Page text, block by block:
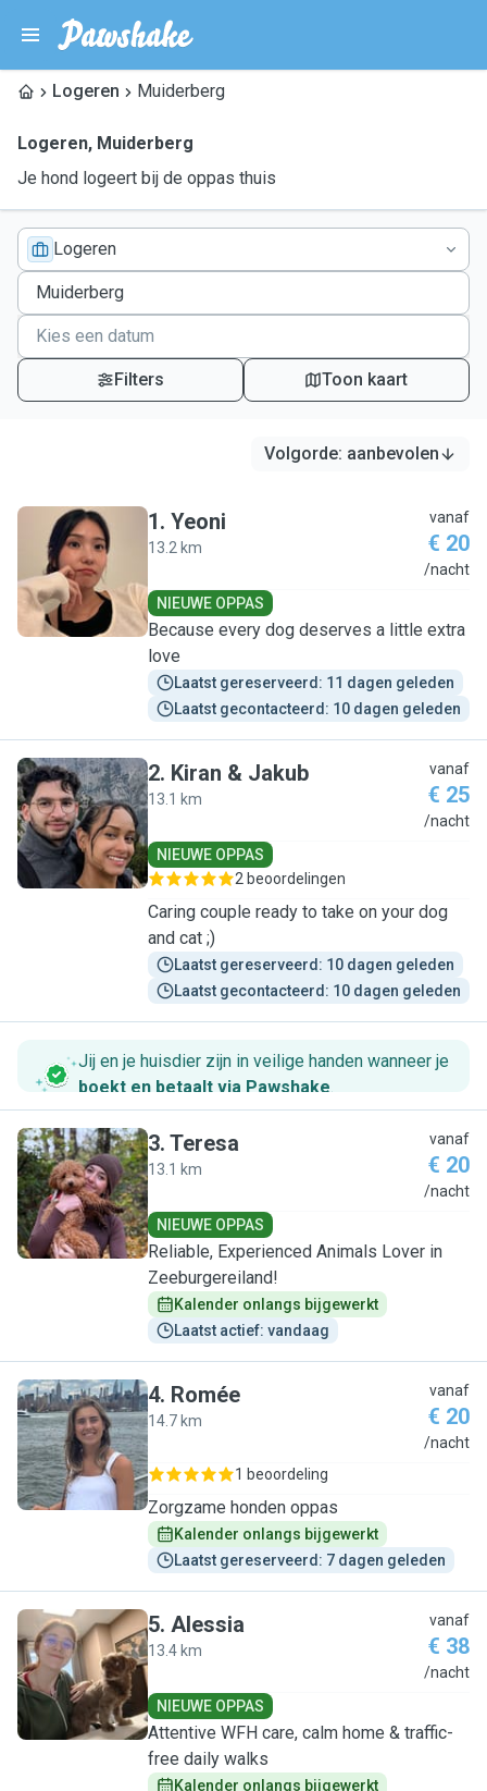
Logeren Muiderberg
Logeren, Muiderberg
Je hond logeert bij de oppas thuis
Logeren
Filters Toon kaart
Volgorde: aanbevolen
Y
1. Yeoni
13.2 km
vanaf
€ 20
/nacht
NIEUWE OPPAS
Because every dog deserves a little extra
love
Laatst gereserveerd: 11 dagen geleden
Laatst gecontacteerd: 10 dagen geleden
K
2. Kiran & Jakub
13.1 km
vanaf
€ 25
/nacht
NIEUWE OPPAS
2 beoordelingen
Caring couple ready to take on your dog
and cat ;)
Laatst gereserveerd: 10 dagen geleden
Laatst gecontacteerd: 10 dagen geleden
Jij en je huisdier zijn in veilige handen wanneer je
boekt en betaalt via Pawshake.
T
3. Teresa
13.1 km
vanaf
€ 20
/nacht
NIEUWE OPPAS
Reliable, Experienced Animals Lover in
Zeeburgereiland!
Kalender onlangs bijgewerkt
Laatst actief: vandaag
R
4. Romée
14.7 km
vanaf
€ 20
/nacht
1 beoordeling
Zorgzame honden oppas
Kalender onlangs bijgewerkt
Laatst gereserveerd: 7 dagen geleden
A
5. Alessia
13.4 km
vanaf
€ 38
/nacht
NIEUWE OPPAS
Attentive WFH care, calm home & traffic-
free daily walks
Kalender onlangs bijgewerkt